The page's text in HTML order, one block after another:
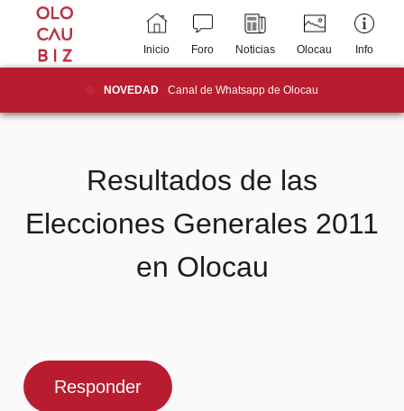
Inicio Foro Noticias Olocau Info
NOVEDAD Canal de Whatsapp de Olocau
Resultados de las
Elecciones Generales 2011
en Olocau
Responder